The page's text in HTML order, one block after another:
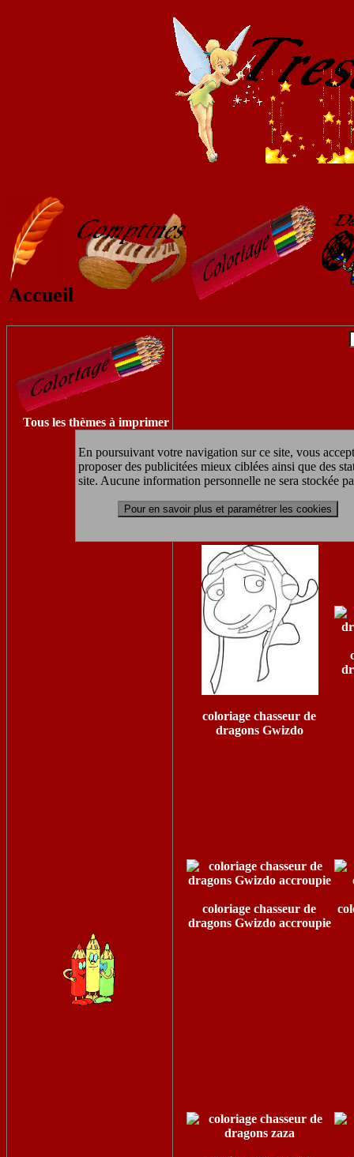
En poursuivant votre navigation sur ce site, vous
proposer des publicitées mieux ciblées ainsi que des
site. Aucune information personnelle ne sera stockée
Pour en savoir plus et paramétrer les cookies
Accueil
Tous les thèmes à imprimer
coloriage chasseur de
dragons Gwizdo
coloriage chasseur de
dragons Gwizdo accroupie